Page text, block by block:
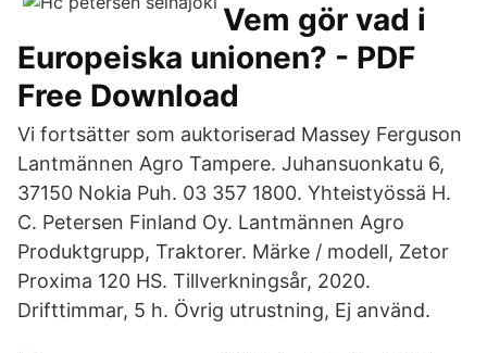
Vem gör vad i
Europeiska unionen? - PDF
Free Download
Vi fortsätter som auktoriserad Massey Ferguson
Lantmännen Agro Tampere. Juhansuonkatu 6,
37150 Nokia Puh. 03 357 1800. Yhteistyössä H.
C. Petersen Finland Oy. Lantmännen Agro
Produktgrupp, Traktorer. Märke / modell, Zetor
Proxima 120 HS. Tillverkningsår, 2020.
Drifttimmar, 5 h. Övrig utrustning, Ej använd.